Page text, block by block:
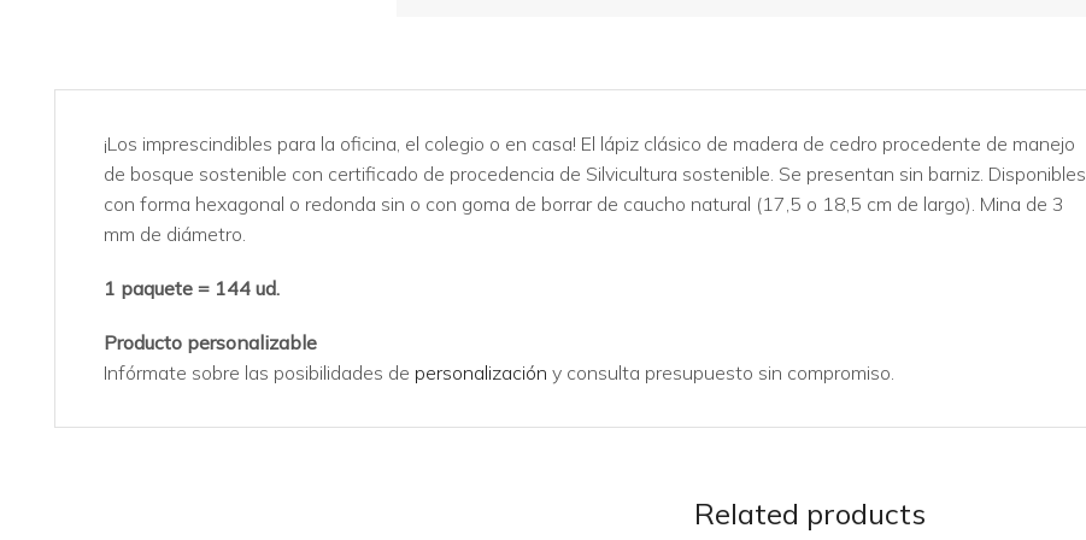
¡Los imprescindibles para la oficina, el colegio o en casa! El lápiz clásico de madera de cedro procedente de manejo
de bosque sostenible con certificado de procedencia de Silvicultura sostenible. Se presentan sin barniz. Disponibles
con forma hexagonal o redonda sin o con goma de borrar de caucho natural (17,5 o 18,5 cm de largo). Mina de 3
mm de diámetro.
1 paquete = 144 ud.
Producto personalizable
Infórmate sobre las posibilidades de personalización y consulta presupuesto sin compromiso.
Related products